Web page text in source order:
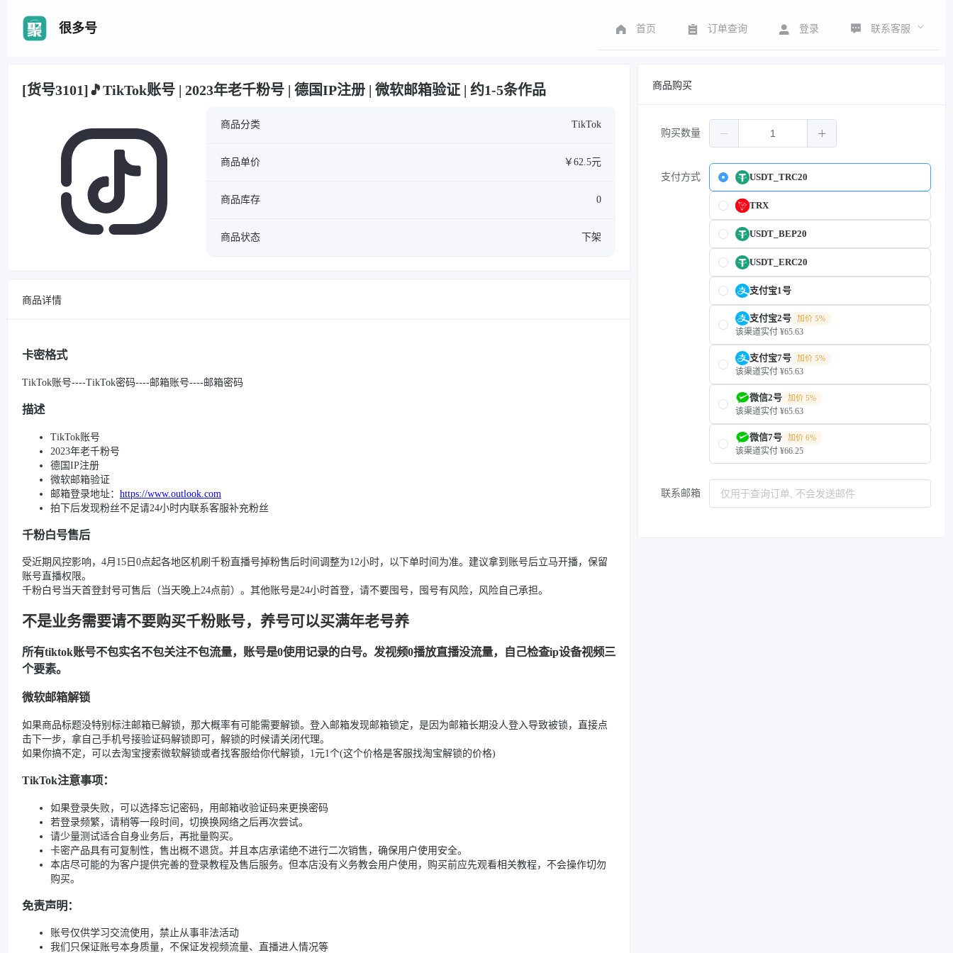
很多号 首页 订单查询 登录 联系客服
[货号3101]🎵TikTok账号 | 2023年老千粉号 | 德国IP注册 | 微软邮箱验证 | 约1-5条作品
商品分类 TikTok
商品单价 ￥62.5元
商品库存 0
商品状态 下架
商品详情
卡密格式
TikTok账号----TikTok密码----邮箱账号----邮箱密码
描述
TikTok账号
2023年老千粉号
德国IP注册
微软邮箱验证
邮箱登录地址： https://www.outlook.com
拍下后发现粉丝不足请24小时内联系客服补充粉丝
千粉白号售后
受近期风控影响，4月15日0点起各地区机刷千粉直播号掉粉售后时间调整为12小时，以下单时间为准。建议拿到账号后立马开播，保留
账号直播权限。
千粉白号当天首登封号可售后（当天晚上24点前）。其他账号是24小时首登，请不要囤号，囤号有风险，风险自己承担。
不是业务需要请不要购买千粉账号，养号可以买满年老号养
所有tiktok账号不包实名不包关注不包流量，账号是0使用记录的白号。发视频0播放直播没流量，自己检查ip设备视频三
个要素。
微软邮箱解锁
如果商品标题没特别标注邮箱已解锁，那大概率有可能需要解锁。登入邮箱发现邮箱锁定，是因为邮箱长期没人登入导致被锁，直接点
击下一步，拿自己手机号接验证码解锁即可，解锁的时候请关闭代理。
如果你搞不定，可以去淘宝搜索微软解锁或者找客服给你代解锁，1元1个(这个价格是客服找淘宝解锁的价格)
TikTok注意事项：
如果登录失败，可以选择忘记密码，用邮箱收验证码来更换密码
若登录频繁，请稍等一段时间，切换换网络之后再次尝试。
请少量测试适合自身业务后，再批量购买。
卡密产品具有可复制性，售出概不退货。并且本店承诺绝不进行二次销售，确保用户使用安全。
本店尽可能的为客户提供完善的登录教程及售后服务。但本店没有义务教会用户使用，购买前应先观看相关教程，不会操作切勿
购买。
免责声明：
账号仅供学习交流使用，禁止从事非法活动
我们只保证账号本身质量，不保证发视频流量、直播进人情况等
商品购买
购买数量
支付方式 USDT_TRC20
TRX
USDT_BEP20
USDT_ERC20
支付宝1号
支付宝2号 加价 5%
该渠道实付 ¥65.63
支付宝7号 加价 5%
该渠道实付 ¥65.63
微信2号 加价 5%
该渠道实付 ¥65.63
微信7号 加价 6%
该渠道实付 ¥66.25
联系邮箱